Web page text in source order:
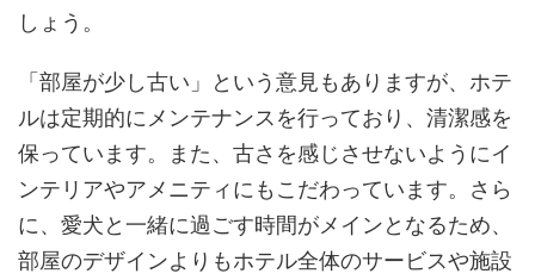
しょう。
「部屋が少し古い」という意見もありますが、ホテ
ルは定期的にメンテナンスを行っており、清潔感を
保っています。また、古さを感じさせないようにイ
ンテリアやアメニティにもこだわっています。さら
に、愛犬と一緒に過ごす時間がメインとなるため、
部屋のデザインよりもホテル全体のサービスや施設